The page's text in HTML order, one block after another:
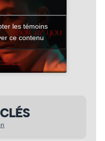
les témoins
ce contenu